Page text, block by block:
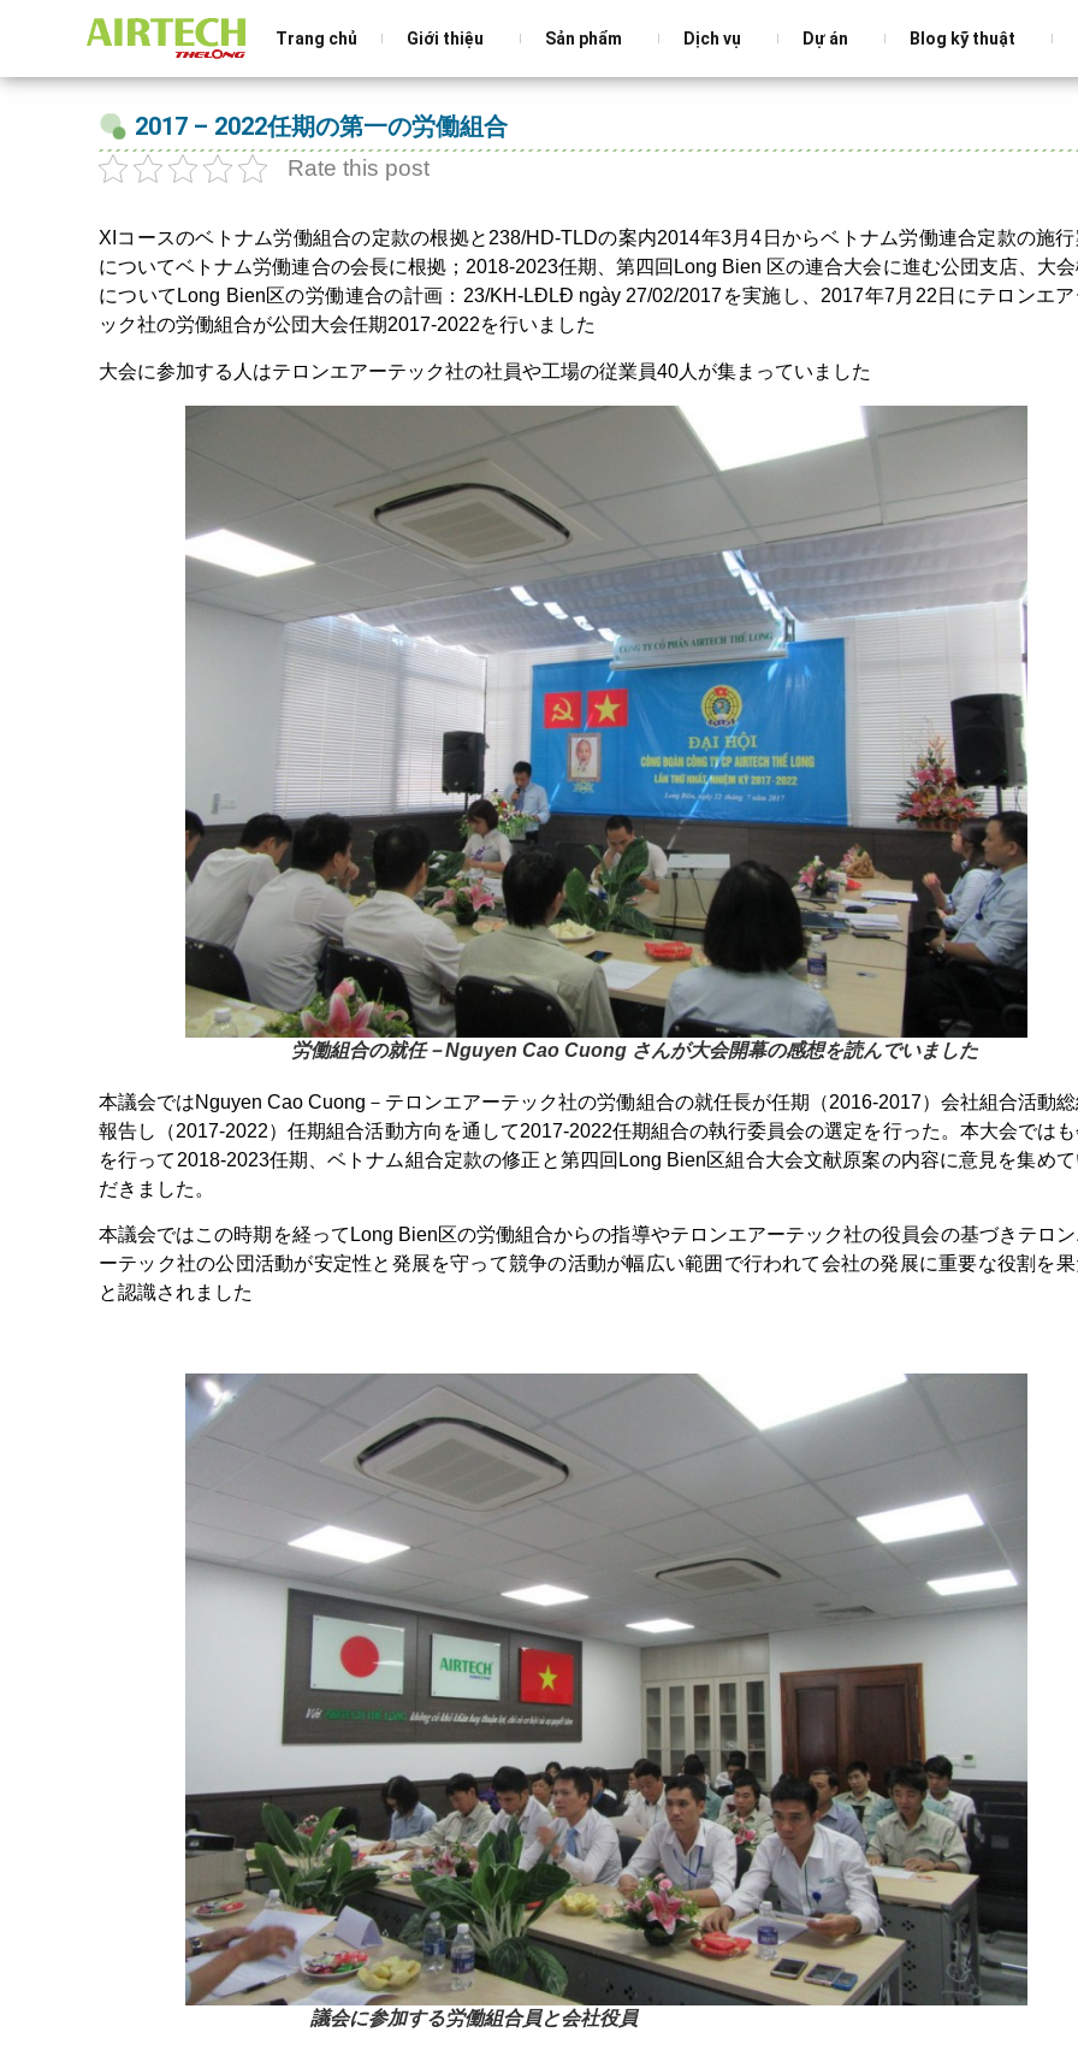
Trang chủ Giới thiệu Sản phẩm Dịch vụ Dự án Blog kỹ thuật
2017 – 2022任期の第一の労働組合
Rate this post
XIコースのベトナム労働組合の定款の根拠と238/HD-TLDの案内2014年3月4日からベトナム労働連合定款の施行
についてベトナム労働連合の会長に根拠；2018-2023任期、第四回Long Bien 区の連合大会に進む公団支店、大
についてLong Bien区の労働連合の計画：23/KH-LĐLĐ ngày 27/02/2017を実施し、2017年7月22日にテロンエア
ック社の労働組合が公団大会任期2017-2022を行いました
大会に参加する人はテロンエアーテック社の社員や工場の従業員40人が集まっていました
労働組合の就任－Nguyen Cao Cuong さんが大会開幕の感想を読んでいました
本議会ではNguyen Cao Cuong－テロンエアーテック社の労働組合の就任長が任期（2016-2017）会社組合活動
報告し（2017-2022）任期組合活動方向を通して2017-2022任期組合の執行委員会の選定を行った。本大会では
を行って2018-2023任期、ベトナム組合定款の修正と第四回Long Bien区組合大会文献原案の内容に意見を集めて
だきました。
本議会ではこの時期を経ってLong Bien区の労働組合からの指導やテロンエアーテック社の役員会の基づきテロ
ーテック社の公団活動が安定性と発展を守って競争の活動が幅広い範囲で行われて会社の発展に重要な役割を果
と認識されました
議会に参加する労働組合員と会社役員